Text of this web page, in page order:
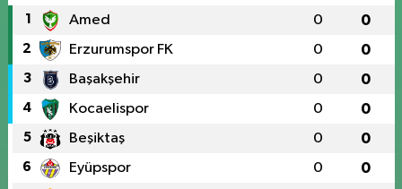
1 Amed 0 0
2 Erzurumspor FK 0 0
3 Başakşehir 0 0
4 Kocaelispor 0 0
5 Beşiktaş 0 0
6 Eyüpspor 0 0